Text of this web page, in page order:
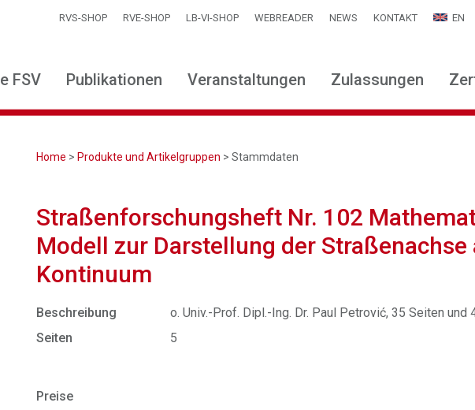
RVS-SHOP RVE-SHOP LB-VI-SHOP WEBREADER NEWS KONTAKT EN
FSV Publikationen Veranstaltungen Zulassungen
Home > Produkte und Artikelgruppen > Stammdaten
Straßenforschungsheft Nr. 102
Modell zur Darstellung der Straßenachse
Kontinuum
Beschreibung
o. Univ.-Prof. Dipl.-Ing. Dr. Paul Petrović, 35 Seiten und
Seiten
5
Preise